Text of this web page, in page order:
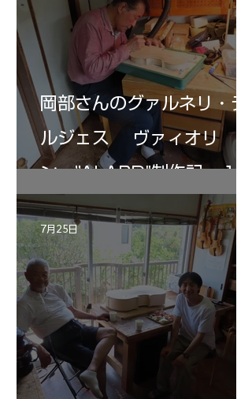
岡部さんのグァルネリ・デ
ルジェス ヴァィオリ
ン ”ALARD"制作記 １2
7月25日